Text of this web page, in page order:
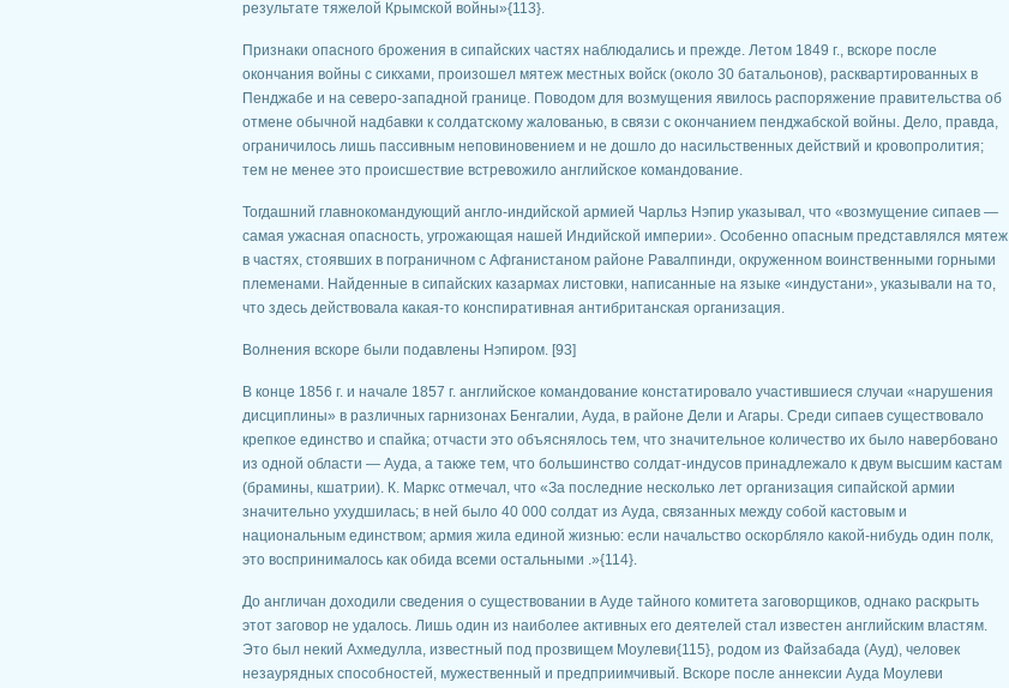
результате тяжелой Крымской войны»{113}.
Признаки опасного брожения в сипайских частях наблюдались и прежде. Летом 1849 г., вскоре после
окончания войны с сикхами, произошел мятеж местных войск (около 30 батальонов), расквартированных в
Пенджабе и на северо-западной границе. Поводом для возмущения явилось распоряжение правительства об
отмене обычной надбавки к солдатскому жалованью, в связи с окончанием пенджабской войны. Дело, правда,
ограничилось лишь пассивным неповиновением и не дошло до насильственных действий и кровопролития;
тем не менее это происшествие встревожило английское командование.
Тогдашний главнокомандующий англо-индийской армией Чарльз Нэпир указывал, что «возмущение сипаев —
самая ужасная опасность, угрожающая нашей Индийской империи». Особенно опасным представлялся мятеж
в частях, стоявших в пограничном с Афганистаном районе Равалпинди, окруженном воинственными горными
племенами. Найденные в сипайских казармах листовки, написанные на языке «индустани», указывали на то,
что здесь действовала какая-то конспиративная антибританская организация.
Волнения вскоре были подавлены Нэпиром. [93]
В конце 1856 г. и начале 1857 г. английское командование констатировало участившиеся случаи «нарушения
дисциплины» в различных гарнизонах Бенгалии, Ауда, в районе Дели и Агары. Среди сипаев существовало
крепкое единство и спайка; отчасти это объяснялось тем, что значительное количество их было навербовано
из одной области — Ауда, а также тем, что большинство солдат-индусов принадлежало к двум высшим кастам
(брамины, кшатрии). К. Маркс отмечал, что «За последние несколько лет организация сипайской армии
значительно ухудшилась; в ней было 40 000 солдат из Ауда, связанных между собой кастовым и
национальным единством; армия жила единой жизнью: если начальство оскорбляло какой-нибудь один полк,
это воспринималось как обида всеми остальными .»{114}.
До англичан доходили сведения о существовании в Ауде тайного комитета заговорщиков, однако раскрыть
этот заговор не удалось. Лишь один из наиболее активных его деятелей стал известен английским властям.
Это был некий Ахмедулла, известный под прозвищем Моулеви{115}, родом из Файзабада (Ауд), человек
незаурядных способностей, мужественный и предприимчивый. Вскоре после аннексии Ауда Моулеви